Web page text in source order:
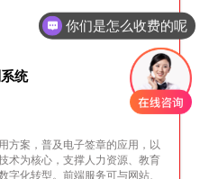
统
方案，普及电子签章的应用，以
术为核心，支撑人力资源、教育
字化转型。前端服务可与网站、
你们是怎么收费的呢